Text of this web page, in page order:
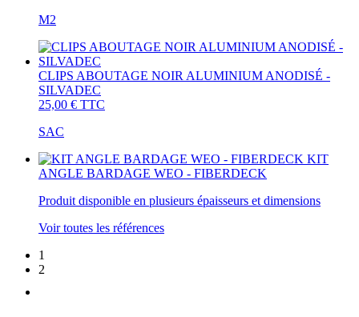
M2
CLIPS ABOUTAGE NOIR ALUMINIUM ANODISÉ -
SILVADEC
25,00 € TTC
SAC
KIT
ANGLE BARDAGE WEO - FIBERDECK
Produit disponible en plusieurs épaisseurs et dimensions
Voir toutes les références
1
2